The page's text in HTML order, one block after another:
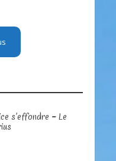
s’effondre ~ Le